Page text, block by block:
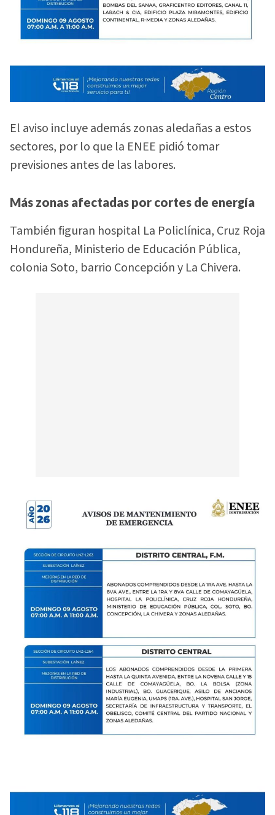
El aviso incluye además zonas aledañas a estos
sectores, por lo que la ENEE pidió tomar
previsiones antes de las labores.
Más zonas afectadas por cortes de energía
También figuran hospital La Policlínica, Cruz Roja
Hondureña, Ministerio de Educación Pública,
colonia Soto, barrio Concepción y La Chivera.